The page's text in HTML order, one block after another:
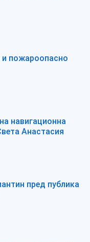
пожароопасно
навигационна
Анастасия
пред публика